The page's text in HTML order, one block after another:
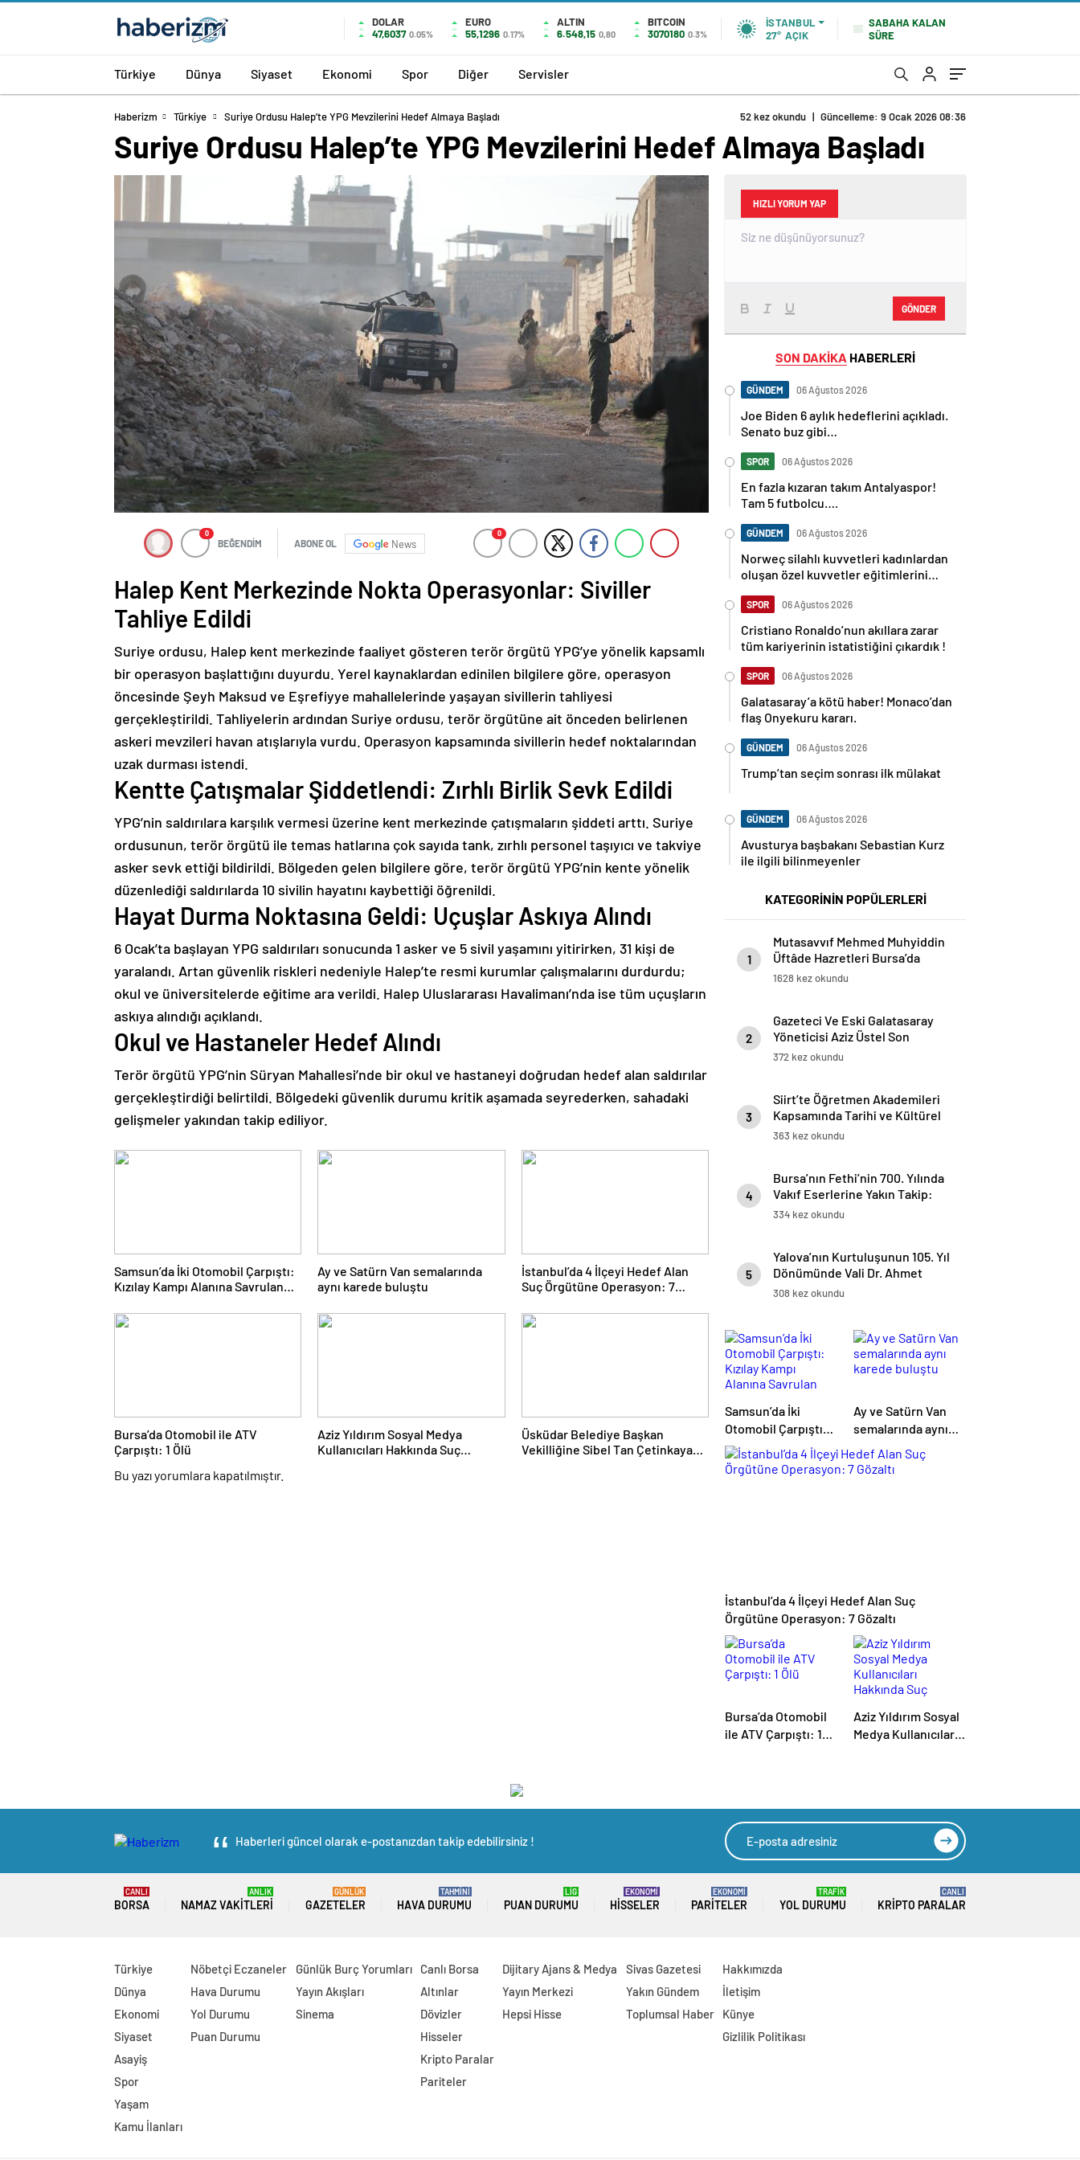
DOLAR
47,6037 0.05%
EURO
55,1296 0.17%
ALTIN
6.548,15 0,80
BITCOIN
3070180 0.3%
İSTANBUL
27° AÇIK
SABAHA KALAN
SÜRE
Türkiye Dünya Siyaset Ekonomi Spor Diğer Servisler
Haberizm Türkiye Suriye Ordusu Halep’te YPG Mevzilerini Hedef Almaya Başladı 52 kez okundu | Güncelleme: 9 Ocak 2026 08:36
Suriye Ordusu Halep’te YPG Mevzilerini Hedef Almaya Başladı
0
BEĞENDİM ABONE OL News
0
Halep Kent Merkezinde Nokta Operasyonlar: Siviller
Tahliye Edildi
Suriye ordusu, Halep kent merkezinde faaliyet gösteren terör örgütü YPG’ye yönelik kapsamlı
bir operasyon başlattığını duyurdu. Yerel kaynaklardan edinilen bilgilere göre, operasyon
öncesinde Şeyh Maksud ve Eşrefiyye mahallelerinde yaşayan sivillerin tahliyesi
gerçekleştirildi. Tahliyelerin ardından Suriye ordusu, terör örgütüne ait önceden belirlenen
askeri mevzileri havan atışlarıyla vurdu. Operasyon kapsamında sivillerin hedef noktalarından
uzak durması istendi.
Kentte Çatışmalar Şiddetlendi: Zırhlı Birlik Sevk Edildi
YPG’nin saldırılara karşılık vermesi üzerine kent merkezinde çatışmaların şiddeti arttı. Suriye
ordusunun, terör örgütü ile temas hatlarına çok sayıda tank, zırhlı personel taşıyıcı ve takviye
asker sevk ettiği bildirildi. Bölgeden gelen bilgilere göre, terör örgütü YPG’nin kente yönelik
düzenlediği saldırılarda 10 sivilin hayatını kaybettiği öğrenildi.
Hayat Durma Noktasına Geldi: Uçuşlar Askıya Alındı
6 Ocak’ta başlayan YPG saldırıları sonucunda 1 asker ve 5 sivil yaşamını yitirirken, 31 kişi de
yaralandı. Artan güvenlik riskleri nedeniyle Halep’te resmi kurumlar çalışmalarını durdurdu;
okul ve üniversitelerde eğitime ara verildi. Halep Uluslararası Havalimanı’nda ise tüm uçuşların
askıya alındığı açıklandı.
Okul ve Hastaneler Hedef Alındı
Terör örgütü YPG’nin Süryan Mahallesi’nde bir okul ve hastaneyi doğrudan hedef alan saldırılar
gerçekleştirdiği belirtildi. Bölgedeki güvenlik durumu kritik aşamada seyrederken, sahadaki
gelişmeler yakından takip ediliyor.
Samsun’da İki Otomobil Çarpıştı:
Kızılay Kampı Alanına Savrulan
Ay ve Satürn Van semalarında
aynı karede buluştu
İstanbul’da 4 İlçeyi Hedef Alan
Suç Örgütüne Operasyon: 7
Bursa’da Otomobil ile ATV
Çarpıştı: 1 Ölü
Aziz Yıldırım Sosyal Medya
Kullanıcıları Hakkında Suç
Üsküdar Belediye Başkan
Vekilliğine Sibel Tan Çetinkaya
Bu yazı yorumlara kapatılmıştır.
HIZLI YORUM YAP
GÖNDER
SON DAKİKA HABERLERİ
GÜNDEM 06 Ağustos 2026
Joe Biden 6 aylık hedeflerini açıkladı.
Senato buz gibi…
SPOR 06 Ağustos 2026
En fazla kızaran takım Antalyaspor!
Tam 5 futbolcu….
GÜNDEM 06 Ağustos 2026
Norweç silahlı kuvvetleri kadınlardan
oluşan özel kuvvetler eğitimlerini
SPOR 06 Ağustos 2026
Cristiano Ronaldo’nun akıllara zarar
tüm kariyerinin istatistiğini çıkardık !
SPOR 06 Ağustos 2026
Galatasaray’a kötü haber! Monaco’dan
flaş Onyekuru kararı.
GÜNDEM 06 Ağustos 2026
Trump’tan seçim sonrası ilk mülakat
GÜNDEM 06 Ağustos 2026
Avusturya başbakanı Sebastian Kurz
ile ilgili bilinmeyenler
KATEGORİNİN POPÜLERLERİ
1
Mutasavvıf Mehmed Muhyiddin
Üftâde Hazretleri Bursa’da
Vefatının 446. Yıl Dönümünde
1628 kez okundu
2
Gazeteci Ve Eski Galatasaray
Yöneticisi Aziz Üstel Son
Yolculuğuna Uğurlandı
372 kez okundu
3
Siirt’te Öğretmen Akademileri
Kapsamında Tarihi ve Kültürel
Miras Gezisi Düzenlendi
363 kez okundu
4
Bursa’nın Fethi’nin 700. Yılında
Vakıf Eserlerine Yakın Takip:
Sinan Aksu Bursa ve Bilecik’te
334 kez okundu
5
Yalova’nın Kurtuluşunun 105. Yıl
Dönümünde Vali Dr. Ahmet
Hamdi Usta’dan Anlamlı Mesaj
308 kez okundu
Samsun’da İki
Otomobil Çarpıştı:
Kızılay Kampı
Alanına Savrulan
Araçtaki 1 Kişi
Ay ve Satürn Van
semalarında aynı
karede buluştu
İstanbul’da 4 İlçeyi Hedef Alan Suç
Örgütüne Operasyon: 7 Gözaltı
Bursa’da Otomobil
ile ATV Çarpıştı: 1
Aziz Yıldırım Sosyal
Medya Kullanıcıları
Haberleri güncel olarak e-postanızdan takip edebilirsiniz !
BORSA
CANLI
NAMAZ VAKITLERI
ANLIK
GAZETELER
GÜNLÜK
HAVA DURUMU
TAHMİNİ
PUAN DURUMU
LİG
HISSELER
EKONOMİ
PARITELER
EKONOMİ
YOL DURUMU
TRAFİK
KRIPTO PARALAR
CANLI
Türkiye
Dünya
Ekonomi
Siyaset
Asayiş
Spor
Yaşam
Kamu İlanları
Nöbetçi Eczaneler
Hava Durumu
Yol Durumu
Puan Durumu
Günlük Burç Yorumları
Yayın Akışları
Sinema
Canlı Borsa
Altınlar
Dövizler
Hisseler
Kripto Paralar
Pariteler
Dijitary Ajans & Medya
Yayın Merkezi
Hepsi Hisse
Sivas Gazetesi
Yakın Gündem
Toplumsal Haber
Hakkımızda
İletişim
Künye
Gizlilik Politikası